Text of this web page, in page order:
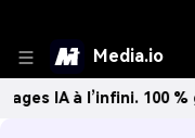
Media.io
l’infini. 100 % gratuit!